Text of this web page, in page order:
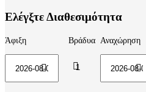
Ελέγξτε Διαθεσιμότητα
Άφιξη Βράδυα Αναχώρηση